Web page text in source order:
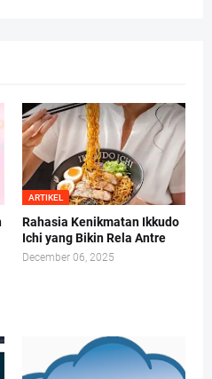
ARTIKEL
Rahasia Kenikmatan Ikkudo
Ichi yang Bikin Rela Antre
December 06, 2025